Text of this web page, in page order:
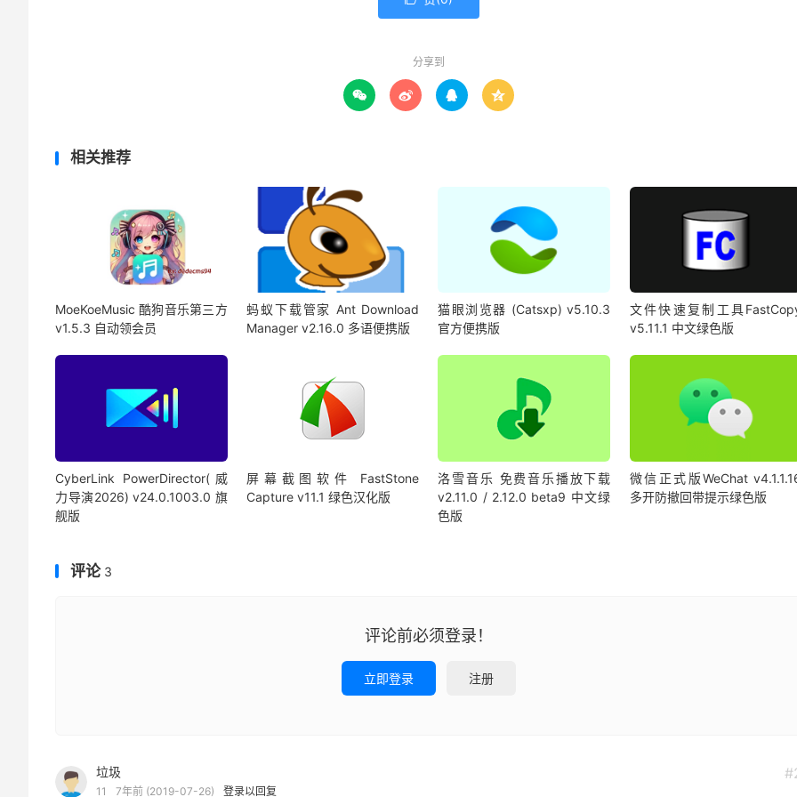
分享到
   
相关推荐
MoeKoeMusic 酷狗音乐第三方
v1.5.3 自动领会员
蚂蚁下载管家 Ant Download
Manager v2.16.0 多语便携版
猫眼浏览器 (Catsxp) v5.10.3
官方便携版
文件快速复制工具
v5.11.1 中文绿色版
CyberLink PowerDirector(威
力导演2026) v24.0.1003.0 旗
舰版
屏幕截图软件 FastStone
Capture v11.1 绿色汉化版
洛雪音乐 免费音乐播放下载
v2.11.0 / 2.12.0 beta9 中文绿
色版
微信正式版WeChat
多开防撤回带提示绿色版
评论 3
评论前必须登录！
立即登录 注册
垃圾
11 7年前 (2019-07-26) 登录以回复